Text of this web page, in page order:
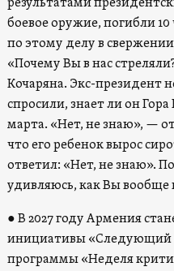
результатами
боевое оружие, погибли
по этому делу в
«Почему Вы в нас
Кочаряна. Экс-президент
спросили, знает ли он
марта. «Нет, не знаю», —
что его ребенок вырос
ответил: «Нет, не знаю».
удивляюсь, как Вы
● В 2027 году Армения
инициативы «Следующий
программы «Неделя